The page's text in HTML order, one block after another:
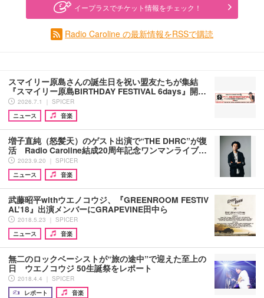
イープラスでチケット情報をチェック！
Radio Caroline の最新情報をRSSで購読
スマイリー原島さんの誕生日を祝い盟友たちが集結
『スマイリー原島BIRTHDAY FESTIVAL 6days』開…
2026.7.1 ｜ SPICER
ニュース
音楽
増子直純（怒髪天）のゲスト出演で“THE DHRC”が復
活 Radio Caroline結成20周年記念ワンマンライブ…
2023.9.20 ｜ SPICER
ニュース
音楽
武藤昭平withウエノコウジ、『GREENROOM FESTIV
AL’18』出演メンバーにGRAPEVINE田中ら
2018.5.23 ｜ SPICER
ニュース
音楽
無二のロックベーシストが“旅の途中”で迎えた至上の
日 ウエノコウジ 50生誕祭をレポート
2018.4.4 ｜ SPICER
レポート
音楽